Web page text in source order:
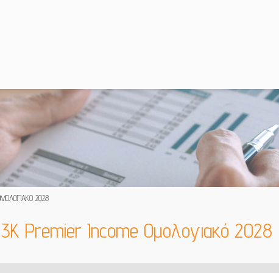
2028
3K Premier Income Ομολογιακό 2028